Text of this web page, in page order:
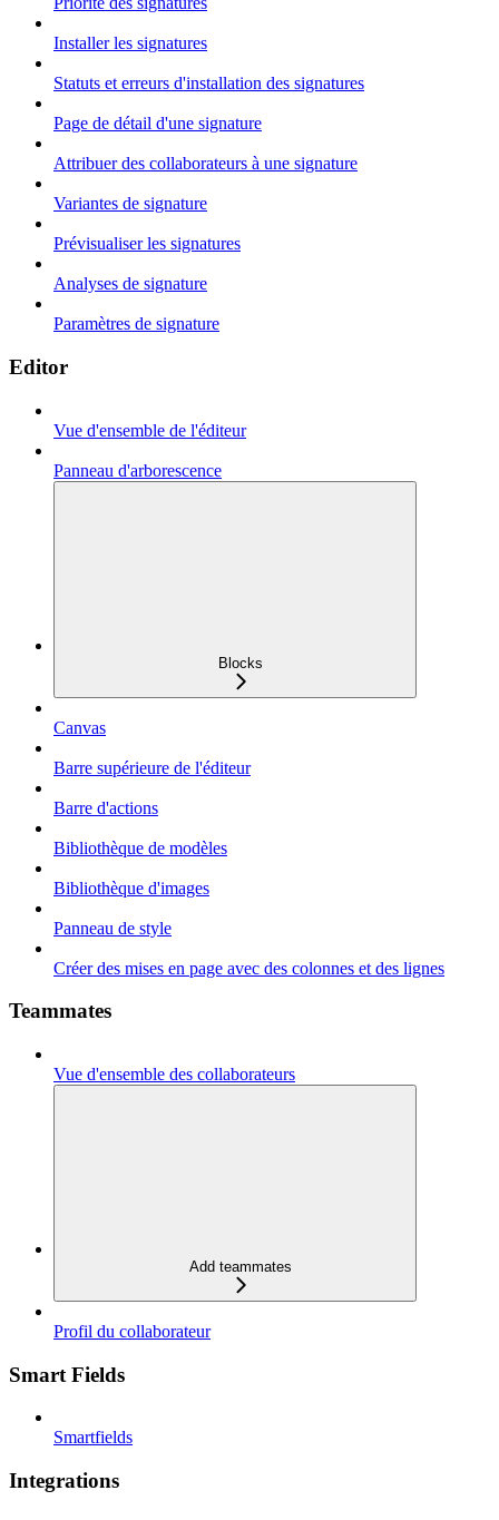
Installer les signatures
Statuts et erreurs d'installation des signatures
Page de détail d'une signature
Attribuer des collaborateurs à une signature
Variantes de signature
Prévisualiser les signatures
Analyses de signature
Paramètres de signature
Editor
Vue d'ensemble de l'éditeur
Panneau d'arborescence
Blocks
Canvas
Barre supérieure de l'éditeur
Barre d'actions
Bibliothèque de modèles
Bibliothèque d'images
Panneau de style
Créer des mises en page avec des colonnes et des lignes
Teammates
Vue d'ensemble des collaborateurs
Add teammates
Profil du collaborateur
Smart Fields
Smartfields
Integrations